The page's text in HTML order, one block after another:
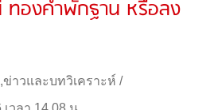
ทองคำพักฐาน หรือลง
,ข่าวและบทวิเคราะห์ /